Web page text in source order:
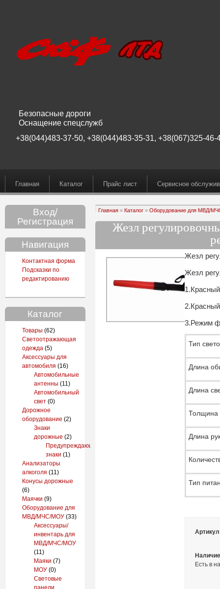
Безопасные дороги
Оснащение спецслужб
+38(044)483-37-50, +38(044)483-35-31, +38(067)325-46-
Главная Каталог Прайс лист Сервисное
Вход/
Регистрация
Навигация
Контактная форма
Подсказки по
редактированию
Каталог
Товары (62)
Светоотражающая
одежда (5)
Аксессуары для
автомобиля (16)
Автомобильные
антенны (11)
Автомобильный
свет (0)
Дорожное
оборудование (2)
Знаки
дорожные (2)
Предупреждающие
знаки (1)
Анализаторы
алкоголя (11)
Конусы дорожные
(6)
Маячки (9)
Оборудование для
МВД/МЧС/МОУ (33)
Аксессуары/
инвентарь для
МВД/МЧС/МОУ
(11)
Маяки (7)
МОУ (0)
Световые
панели
Главная» Каталог» Оборудование для МВД/
Жезл
Жезл
Жезл
1.Красный
3.Режим
Тип
Длина
Длина
Толщина
Длина
Тип
Есть в